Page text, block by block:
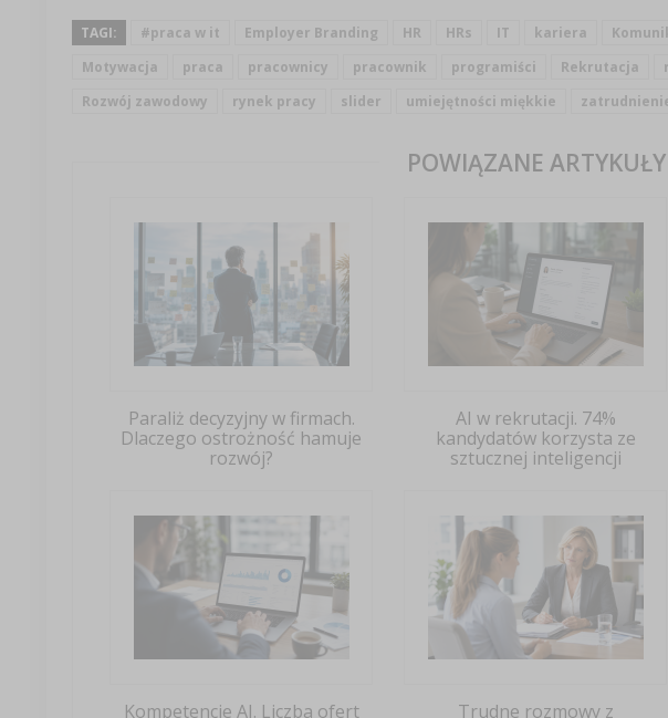
TAGI: #praca w it Employer Branding HR HRs IT kariera
Motywacja
praca pracownicy pracownik programiści Rekrutacja
Rozwój zawodowy
rynek pracy slider umiejętności miękkie
POWIĄZANE ARTYKUŁY
Paraliż decyzyjny w firmach.
Dlaczego ostrożność hamuje
rozwój?
AI w rekrutacji. 74%
kandydatów korzysta ze
sztucznej inteligencji
Kompetencje AI. Liczba ofert Trudne rozmowy z